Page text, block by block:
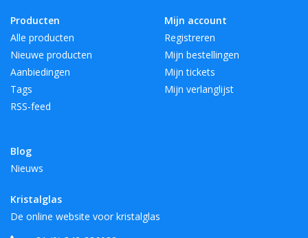
Producten
Alle producten
Nieuwe producten
Aanbiedingen
Tags
RSS-feed
Blog
Nieuws
Mijn account
Registreren
Mijn bestellingen
Mijn tickets
Mijn verlanglijst
Kristalglas
De online website voor kristalglas